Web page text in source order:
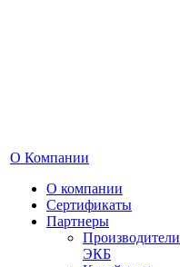
О Компании
О компании
Сертификаты
Партнеры
Производители
ЭКБ